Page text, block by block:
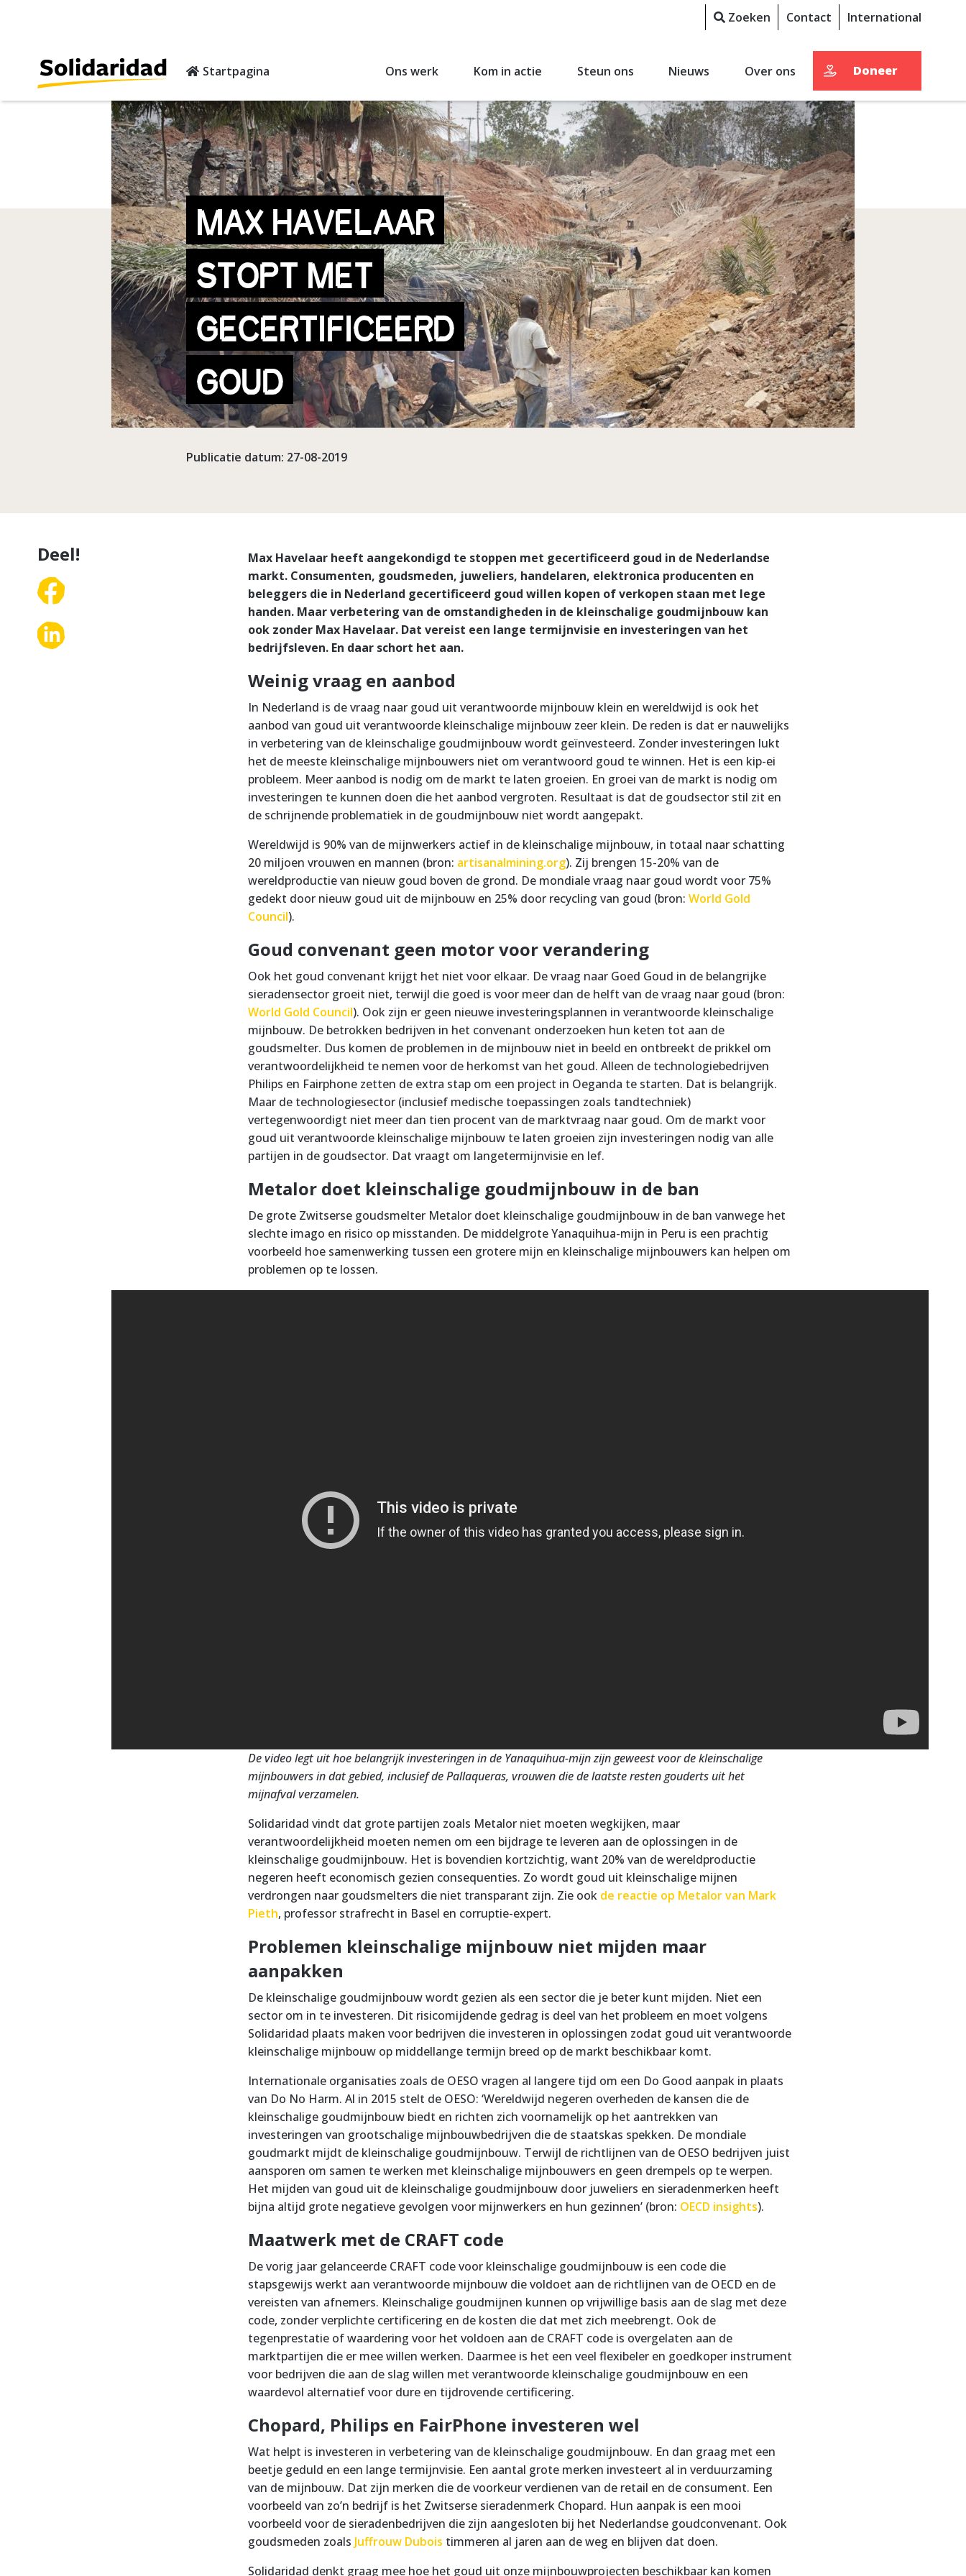
Zoeken Contact International
Startpagina Ons werk Kom in actie Steun ons Nieuws Over ons Doneer
MAX HAVELAAR
STOPT MET
GECERTIFICEERD
GOUD
Publicatie datum: 27-08-2019
Deel!
Max Havelaar heeft aangekondigd te stoppen met gecertificeerd goud in de Nederlandse
markt. Consumenten, goudsmeden, juweliers, handelaren, elektronica producenten en
beleggers die in Nederland gecertificeerd goud willen kopen of verkopen staan met lege
handen. Maar verbetering van de omstandigheden in de kleinschalige goudmijnbouw kan
ook zonder Max Havelaar. Dat vereist een lange termijnvisie en investeringen van het
bedrijfsleven. En daar schort het aan.
Weinig vraag en aanbod
In Nederland is de vraag naar goud uit verantwoorde mijnbouw klein en wereldwijd is ook het
aanbod van goud uit verantwoorde kleinschalige mijnbouw zeer klein. De reden is dat er nauwelijks
in verbetering van de kleinschalige goudmijnbouw wordt geïnvesteerd. Zonder investeringen lukt
het de meeste kleinschalige mijnbouwers niet om verantwoord goud te winnen. Het is een kip-ei
probleem. Meer aanbod is nodig om de markt te laten groeien. En groei van de markt is nodig om
investeringen te kunnen doen die het aanbod vergroten. Resultaat is dat de goudsector stil zit en
de schrijnende problematiek in de goudmijnbouw niet wordt aangepakt.
Wereldwijd is 90% van de mijnwerkers actief in de kleinschalige mijnbouw, in totaal naar schatting
20 miljoen vrouwen en mannen (bron: artisanalmining.org). Zij brengen 15-20% van de
wereldproductie van nieuw goud boven de grond. De mondiale vraag naar goud wordt voor 75%
gedekt door nieuw goud uit de mijnbouw en 25% door recycling van goud (bron: World Gold
Council).
Goud convenant geen motor voor verandering
Ook het goud convenant krijgt het niet voor elkaar. De vraag naar Goed Goud in de belangrijke
sieradensector groeit niet, terwijl die goed is voor meer dan de helft van de vraag naar goud (bron:
World Gold Council). Ook zijn er geen nieuwe investeringsplannen in verantwoorde kleinschalige
mijnbouw. De betrokken bedrijven in het convenant onderzoeken hun keten tot aan de
goudsmelter. Dus komen de problemen in de mijnbouw niet in beeld en ontbreekt de prikkel om
verantwoordelijkheid te nemen voor de herkomst van het goud. Alleen de technologiebedrijven
Philips en Fairphone zetten de extra stap om een project in Oeganda te starten. Dat is belangrijk.
Maar de technologiesector (inclusief medische toepassingen zoals tandtechniek)
vertegenwoordigt niet meer dan tien procent van de marktvraag naar goud. Om de markt voor
goud uit verantwoorde kleinschalige mijnbouw te laten groeien zijn investeringen nodig van alle
partijen in de goudsector. Dat vraagt om langetermijnvisie en lef.
Metalor doet kleinschalige goudmijnbouw in de ban
De grote Zwitserse goudsmelter Metalor doet kleinschalige goudmijnbouw in de ban vanwege het
slechte imago en risico op misstanden. De middelgrote Yanaquihua-mijn in Peru is een prachtig
voorbeeld hoe samenwerking tussen een grotere mijn en kleinschalige mijnbouwers kan helpen om
problemen op te lossen.
De video legt uit hoe belangrijk investeringen in de Yanaquihua-mijn zijn geweest voor de kleinschalige
mijnbouwers in dat gebied, inclusief de Pallaqueras, vrouwen die de laatste resten gouderts uit het
mijnafval verzamelen.
Solidaridad vindt dat grote partijen zoals Metalor niet moeten wegkijken, maar
verantwoordelijkheid moeten nemen om een bijdrage te leveren aan de oplossingen in de
kleinschalige goudmijnbouw. Het is bovendien kortzichtig, want 20% van de wereldproductie
negeren heeft economisch gezien consequenties. Zo wordt goud uit kleinschalige mijnen
verdrongen naar goudsmelters die niet transparant zijn. Zie ook de reactie op Metalor van Mark
Pieth, professor strafrecht in Basel en corruptie-expert.
Problemen kleinschalige mijnbouw niet mijden maar
aanpakken
De kleinschalige goudmijnbouw wordt gezien als een sector die je beter kunt mijden. Niet een
sector om in te investeren. Dit risicomijdende gedrag is deel van het probleem en moet volgens
Solidaridad plaats maken voor bedrijven die investeren in oplossingen zodat goud uit verantwoorde
kleinschalige mijnbouw op middellange termijn breed op de markt beschikbaar komt.
Internationale organisaties zoals de OESO vragen al langere tijd om een Do Good aanpak in plaats
van Do No Harm. Al in 2015 stelt de OESO: ‘Wereldwijd negeren overheden de kansen die de
kleinschalige goudmijnbouw biedt en richten zich voornamelijk op het aantrekken van
investeringen van grootschalige mijnbouwbedrijven die de staatskas spekken. De mondiale
goudmarkt mijdt de kleinschalige goudmijnbouw. Terwijl de richtlijnen van de OESO bedrijven juist
aansporen om samen te werken met kleinschalige mijnbouwers en geen drempels op te werpen.
Het mijden van goud uit de kleinschalige goudmijnbouw door juweliers en sieradenmerken heeft
bijna altijd grote negatieve gevolgen voor mijnwerkers en hun gezinnen’ (bron: OECD insights).
Maatwerk met de CRAFT code
De vorig jaar gelanceerde CRAFT code voor kleinschalige goudmijnbouw is een code die
stapsgewijs werkt aan verantwoorde mijnbouw die voldoet aan de richtlijnen van de OECD en de
vereisten van afnemers. Kleinschalige goudmijnen kunnen op vrijwillige basis aan de slag met deze
code, zonder verplichte certificering en de kosten die dat met zich meebrengt. Ook de
tegenprestatie of waardering voor het voldoen aan de CRAFT code is overgelaten aan de
marktpartijen die er mee willen werken. Daarmee is het een veel flexibeler en goedkoper instrument
voor bedrijven die aan de slag willen met verantwoorde kleinschalige goudmijnbouw en een
waardevol alternatief voor dure en tijdrovende certificering.
Chopard, Philips en FairPhone investeren wel
Wat helpt is investeren in verbetering van de kleinschalige goudmijnbouw. En dan graag met een
beetje geduld en een lange termijnvisie. Een aantal grote merken investeert al in verduurzaming
van de mijnbouw. Dat zijn merken die de voorkeur verdienen van de retail en de consument. Een
voorbeeld van zo’n bedrijf is het Zwitserse sieradenmerk Chopard. Hun aanpak is een mooi
voorbeeld voor de sieradenbedrijven die zijn aangesloten bij het Nederlandse goudconvenant. Ook
goudsmeden zoals Juffrouw Dubois timmeren al jaren aan de weg en blijven dat doen.
Solidaridad denkt graag mee hoe het goud uit onze mijnbouwprojecten beschikbaar kan komen